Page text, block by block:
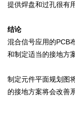
提供焊盘和过孔很有
结论
混合信号应用的PCB
和制定适当的接地方
制定元件平面规划图
的接地方案将会改善